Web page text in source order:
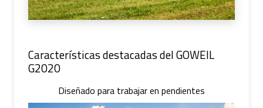
Características destacadas del GOWEIL
G2020
Diseñado para trabajar en pendientes